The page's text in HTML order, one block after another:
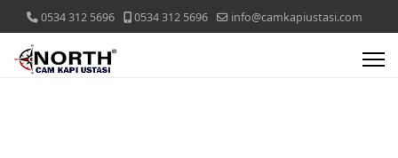
0534 312 5696 0534 312 5696 info@camkapiustasi.com